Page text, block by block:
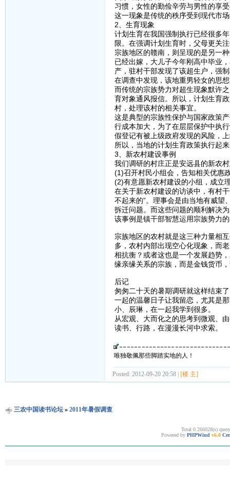
习惯，女性的勤俭辛劳与男性的享
这一现象是传统的秩序受到现代市
2、生育现象
计划生育在我国强制执行已经很多
限。在强调计划生育时，父母更关
宗族地区的赣南，则呈现的是另一
已经出嫁，大儿子今年刚高中毕业
产，驻村干部发现了该超生户，强
在调查中发现，该地重男轻女的思
而传统的宗族势力对超生现象默许
育对象通风报信。所以，计划生育
村，处理该村的相关事宜。
这是典型的宗族性保护与国家政策
行成本加大，为了在层层保护中执
假登记有被上级政府发现的风险，
所以，当地的计划生育政策执行起
3、新农村建设事例
我们调研的村庄正是安远县的新农
(1)召开村民小组会，告知相关优惠
(2)有意愿新农村建设的小组，成立
在关于新农村建设的访谈中，有村
不起来的”。理事会是由当地有威望
拆迁问题。而这些问题的顺利解决
该事例是镇干部智慧运用宗族势力
宗族地区的农村就是这三种力量相
多，农村内部出现空心化现象，而
相抗衡？或者这也是一个发展趋势
缘亲缘关系的宗族，而是金钱货币
后记
匆匆二十天的暑期调研就这样结束
一起的温馨日子让我留恋，尤其是
小、辰琳，在一起我学到很多。
从宏观、大而化之的思考到微观、
读书、行路，在漫漫长河中求索。
唯独敬佩那些脚踏实地的人！
Posted: 2012-09-20 20:58 | [楼 主]
三农中国读书论坛» 2011年暑假调查
Total 0.266028(s)
Powered by PHPWind v6.0